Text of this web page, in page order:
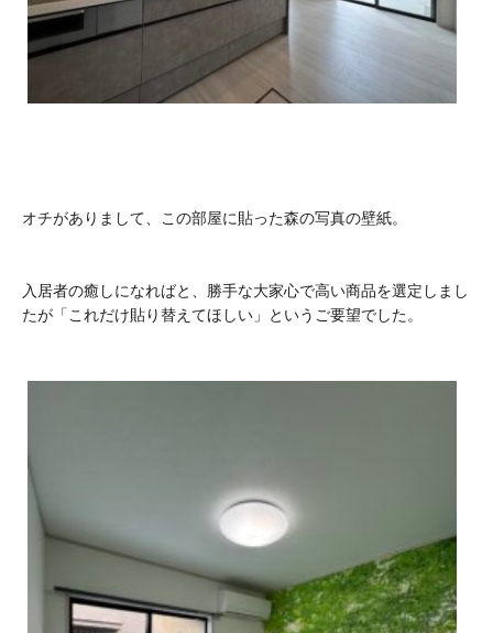
オチがありまして、この部屋に貼った森の写真の壁紙。
入居者の癒しになればと、勝手な大家心で高い商品を選定しまし
たが「これだけ貼り替えてほしい」というご要望でした。